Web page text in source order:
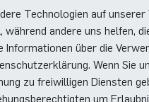
Regeln der
Ältere
Formulare
Technologien auf unserer
während andere uns helfen,
über die
Wenn Sie
zu freiwilligen Diensten
um